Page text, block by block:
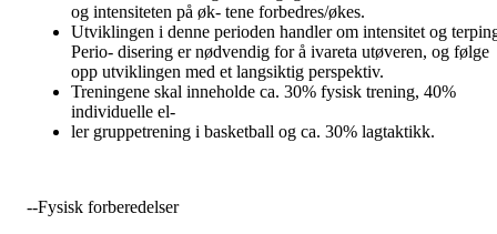
og intensiteten på øk- tene forbedres/økes.
Utviklingen i denne perioden handler om intensitet og
Perio- disering er nødvendig for å ivareta utøveren, og følge
opp utviklingen med et langsiktig perspektiv.
Treningene skal inneholde ca. 30% fysisk trening, 40%
individuelle el-
ler gruppetrening i basketball og ca. 30% lagtaktikk.
--Fysisk forberedelser